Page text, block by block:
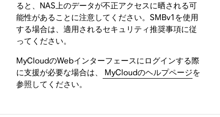
ると、NAS上のデータが不正アクセスに晒される可
能性があることに注意してください。SMBv1を使用
する場合は、適用されるセキュリティ推奨事項に従
ってください。
MyCloudのWebインターフェースにログインする際
に支援が必要な場合は、
MyCloudのヘルプページを
参照してください。